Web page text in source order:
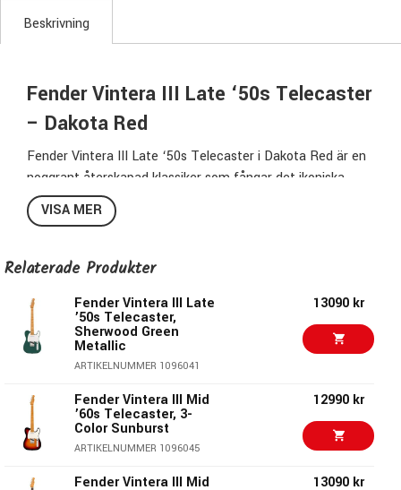
Beskrivning
Fender Vintera III Late ‘50s Telecaster
– Dakota Red
Fender Vintera III Late ‘50s Telecaster i Dakota Red är en
noggrant återskapad klassiker som fångar det ikoniska
utseendet, spelkänslan och ljudet från sent 50-tal. Med
vintage-korrekta specifikationer och moderna förbättringar
scen och studio.
Klassisk Telecaster-ton
Gitarren är utrustad med två vintage-style late ‘50s single-
coil pickups som levererar det klassiska Telecaster-soundet
– klart, dynamiskt och med tydlig attack. Perfekt för allt
från country och blues till rock.
Skär igenom mixen
Den karakteristiska twangen och den definierade diskanten
VISA MER
Relaterade Produkter
Fender Vintera III Late
’50s Telecaster,
Sherwood Green
Metallic
ARTIKELNUMMER 1096041
13090 kr
Fender Vintera III Mid
’60s Telecaster, 3-
Color Sunburst
ARTIKELNUMMER 1096045
12990 kr
Fender Vintera III Mid 13090 kr